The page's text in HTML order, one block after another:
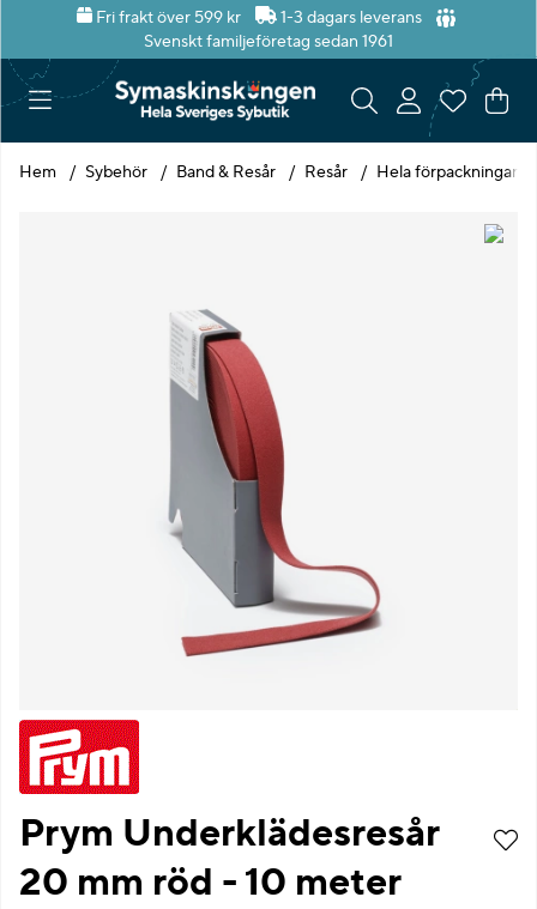
Fri frakt över 599 kr
1-3 dagars leverans
Svenskt familjeföretag sedan 1961
.
Hem Sybehör Band & Resår Resår Hela förpackningar
Prym Underklädesresår
20 mm röd - 10 meter